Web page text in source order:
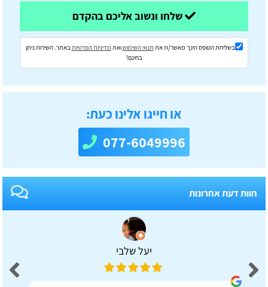
בשליחת הטופס הינך מאשר/ת את תנאי השימושואת מדיניות הפרטיותבאתר. השירות ניתן
בחינם!
או חייגו אלינו כעת:
077-6049996
חוות דעת אחרונות
יעל שלבי